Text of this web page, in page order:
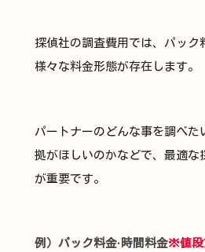
探偵社の調査費用では、パック
様々な料金形態が存在します。
パートナーのどんな事を調べた
拠がほしいのかなどで、最適な
が重要です。
例）パック料金·時間料金※値段